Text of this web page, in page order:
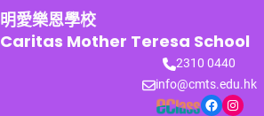
跳
至
主
明愛樂恩學校
Caritas Mother Teresa School
2310 0440
info@cmts.edu.hk
Facebook Instagram